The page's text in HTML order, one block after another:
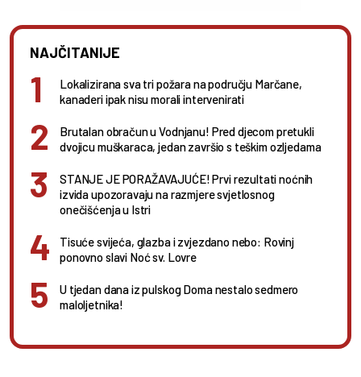
NAJČITANIJE
Lokalizirana sva tri požara na području Marčane,
kanaderi ipak nisu morali intervenirati
Brutalan obračun u Vodnjanu! Pred djecom pretukli
dvojicu muškaraca, jedan završio s teškim ozljedama
STANJE JE PORAŽAVAJUĆE! Prvi rezultati noćnih
izvida upozoravaju na razmjere svjetlosnog
onečišćenja u Istri
Tisuće svijeća, glazba i zvjezdano nebo: Rovinj
ponovno slavi Noć sv. Lovre
U tjedan dana iz pulskog Doma nestalo sedmero
maloljetnika!